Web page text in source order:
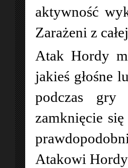
aktywność
Zarażeni z
Atak Hordy
jakieś głośne
podczas gry
zamknięcie
Atakowi